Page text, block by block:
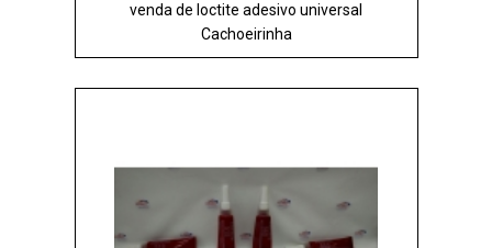
venda de loctite adesivo universal
Cachoeirinha